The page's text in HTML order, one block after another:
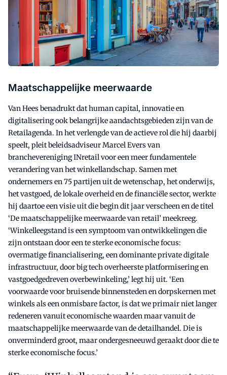
Maatschappelijke meerwaarde
Van Hees benadrukt dat human capital, innovatie en
digitalisering ook belangrijke aandachtsgebieden zijn van de
Retailagenda. In het verlengde van de actieve rol die hij daarbij
speelt, pleit beleidsadviseur Marcel Evers van
branchevereniging INretail voor een meer fundamentele
verandering van het winkellandschap. Samen met
ondernemers en 75 partijen uit de wetenschap, het onderwijs,
het vastgoed, de lokale overheid en de financiële sector, werkte
hij daartoe een visie uit die begin dit jaar verscheen en de titel
‘De maatschappelijke meerwaarde van retail’ meekreeg.
‘Winkelleegstand is een symptoom van ontwikkelingen die
zijn ontstaan door een te sterke economische focus:
overmatige financialisering, een dominante private digitale
infrastructuur, door big tech overheerste platformisering en
vastgoedgedreven overbewinkeling,’ legt hij uit. ‘Een
voorwaarde voor bruisende binnensteden en dorpskernen met
winkels als een onmisbare factor, is dat we primair niet langer
redeneren vanuit economische waarden maar vanuit de
maatschappelijke meerwaarde van de detailhandel. Die is
onverminderd groot, maar ondergesneeuwd geraakt door die te
sterke economische focus.’